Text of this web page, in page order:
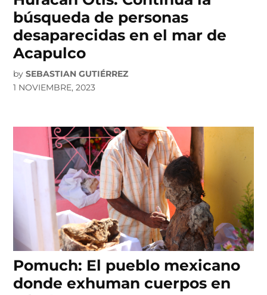
búsqueda de personas
desaparecidas en el mar de
Acapulco
by SEBASTIAN GUTIÉRREZ
1 NOVIEMBRE, 2023
Pomuch: El pueblo mexicano
donde exhuman cuerpos en